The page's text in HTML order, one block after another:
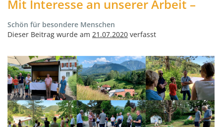
Mit Interesse an unserer Arbeit –
Schön für besondere Menschen
Dieser Beitrag wurde am 21.07.2020 verfasst